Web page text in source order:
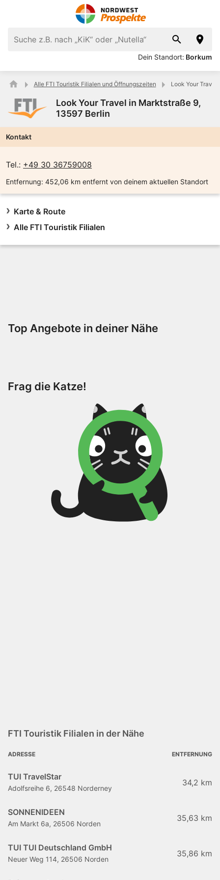
Dein Standort: Borkum
Alle FTI Touristik Filialen und Öffnungszeiten Look Your Travel
Look Your Travel in Marktstraße 9,
13597 Berlin
Kontakt
Tel.: +49 30 36759008
Entfernung: 452,06 km entfernt von deinem aktuellen Standort
Karte & Route
Alle FTI Touristik Filialen
Top Angebote in deiner Nähe
Frag die Katze!
FTI Touristik Filialen in der Nähe
ADRESSE ENTFERNUNG
TUI TravelStar
Adolfsreihe 6, 26548 Norderney
34,2 km
SONNENIDEEN
Am Markt 6a, 26506 Norden
35,63 km
TUI TUI Deutschland GmbH
Neuer Weg 114, 26506 Norden
35,86 km